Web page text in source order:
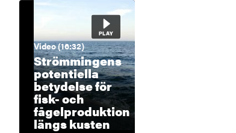
Video (16:32)
Strömmingens
potentiella
betydelse för
fisk- och
fågelproduktion
längs kusten